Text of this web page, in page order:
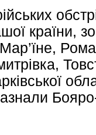
країни,